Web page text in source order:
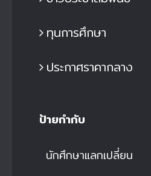
ทุนการศึกษา
ประกาศราคากลาง
ป้ายกำกับ
นักศึกษาแลกเปลี่ยน